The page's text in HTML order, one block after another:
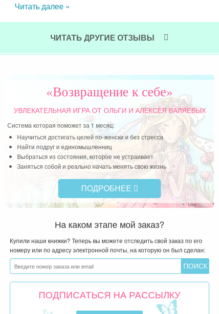
Читать далее »
ЧИТАТЬ ДРУГИЕ ОТЗЫВЫ
«Возвращение к себе»
УВЛЕКАТЕЛЬНАЯ ИГРАОТ ОЛЬГИ И АЛЕКСЕЯ ВАЛЯЕВЫХ
Система которая поможет за 1 месяц:
Научиться достигать целей по-женски и без стресса
Найти подруг и единомышленниц
Выбраться из состояния, которое не устраивает
Заняться собой и реально начать менять свою жизнь
ПОДРОБНЕЕ
На каком этапе мой заказ?
Купили наши книжки? Теперь вы можете отследить свой заказ по его
номеру или по адресу электронной почты, на которую он был сделан:
ПОДПИСАТЬСЯ НА РАССЫЛКУ